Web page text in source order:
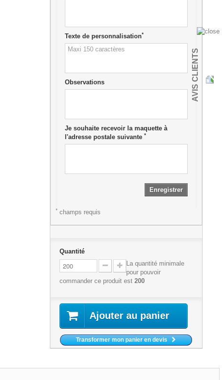
Texte de personnalisation*
Observations
Je souhaite recevoir la maquette à
l'adresse postale suivante *
Enregistrer
* champs requis
Quantité
La quantité minimale
pour pouvoir
commander ce produit est 200
Ajouter au panier
Transformer mon panier en devis
AVIS CLIENTS